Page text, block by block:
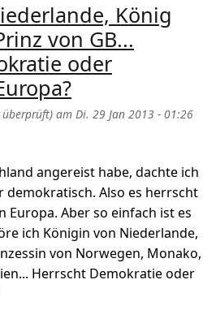
König
von GB...
oder
überprüft) am Di. 29 Jan 2013 - 01:26
angereist habe, dachte ich
demokratisch. Also es herrscht
Europa. Aber so einfach ist es
ich Königin von Niederlande,
von Norwegen, Monako,
Herrscht Demokratie oder